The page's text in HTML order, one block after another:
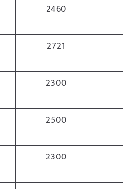
2460
2721
2300
2500
2300